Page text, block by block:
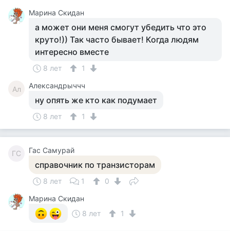
Марина Скидан
а может они меня смогут убедить что это
круто!)) Так часто бывает! Когда людям
интересно вместе
8 лет 1
Ал Александрыччч
ну опять же кто как подумает
8 лет 1
ГС Гас Самурай
справочник по транзисторам
8 лет 1
0
Марина Скидан
8 лет
1